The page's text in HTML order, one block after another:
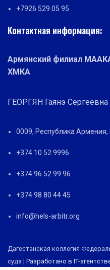
+7926 529 05 95
Контактная информация:
Армянский филиал
ХМКА
ГЕОРГЯН Гаянэ Сергеевна
0009, Республика Армения,
+374 10 52 9996
+374 96 52 99 96
+374 98 80 44 45
info@hels-arbitr.org
Дагестанская коллегия
суда | Разработано в IT-